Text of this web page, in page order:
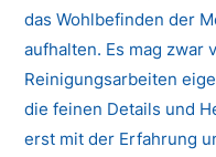
das Wohlbefinden der
aufhalten. Es mag zwar
Reinigungsarbeiten
die feinen Details und
erst mit der Erfahrung